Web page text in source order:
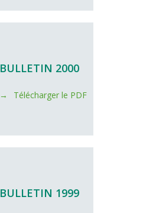
BULLETIN 2000
Télécharger le PDF
BULLETIN 1999